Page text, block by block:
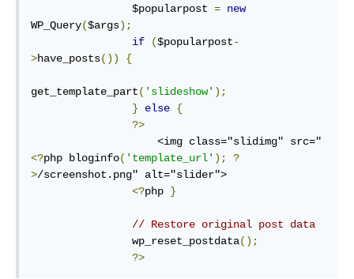
                $popularpost
= new
WP_Query($args);
if
($popularpost-
>have_posts()) {
get_template_part( 'slideshow' );
}
else {
?>
                    <img class="slidimg" src="
<?php bloginfo( 'template_url' );
?
>/screenshot.png" alt="slider">
<?php }
// Restore original post data
                wp_reset_postdata
();
?>